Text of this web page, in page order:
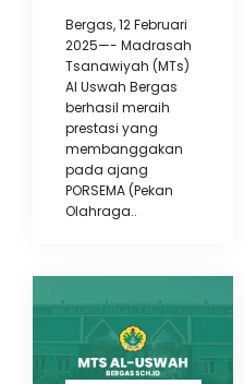
Bergas, 12 Februari
2025—- Madrasah
Tsanawiyah (MTs)
Al Uswah Bergas
berhasil meraih
prestasi yang
membanggakan
pada ajang
PORSEMA (Pekan
Olahraga..